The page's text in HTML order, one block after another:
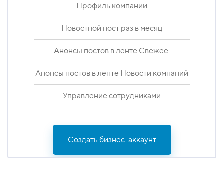
Профиль компании
Новостной пост раз в месяц
Анонсы постов в ленте Свежее
Анонсы постов в ленте Новости компаний
Управление сотрудниками
Создать бизнес-аккаунт